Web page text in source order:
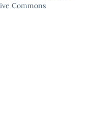
Commons